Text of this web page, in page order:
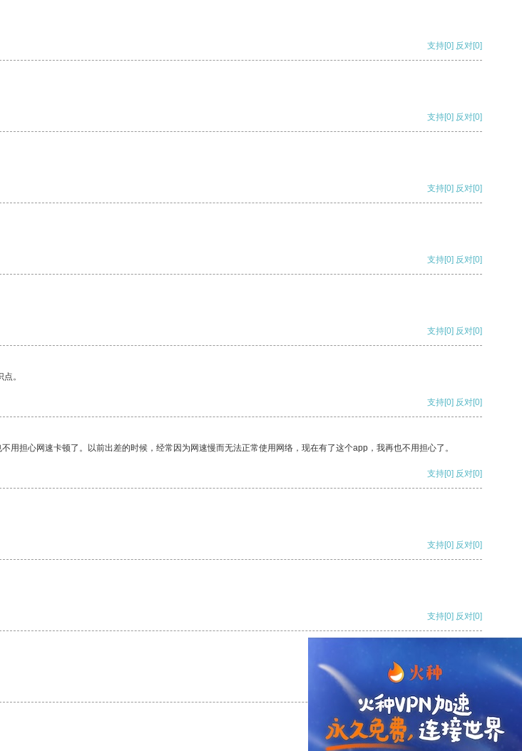
支持[0] 反对[0]
支持[0] 反对[0]
支持[0] 反对[0]
支持[0] 反对[0]
支持[0] 反对[0]
。
支持[0] 反对[0]
担心网速卡顿了。以前出差的时候，经常因为网速慢而无法正常使用网络，现在有了这个app，我再也不用担心了。
支持[0] 反对[0]
支持[0] 反对[0]
支持[0] 反对[0]